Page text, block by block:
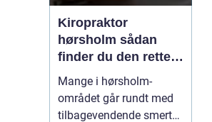
Kiropraktor
hørsholm sådan
finder du den rette
behandling i
nordsjælland
Mange i hørsholm-
området går rundt med
tilbagevendende smerter